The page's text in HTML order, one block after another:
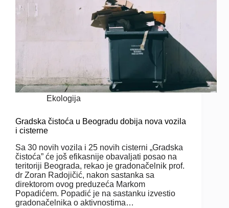
Ekologija
Gradska čistoća u Beogradu dobija nova vozila
i cisterne
Sa 30 novih vozila i 25 novih cisterni „Gradska
čistoća” će još efikasnije obavaljati posao na
teritoriji Beograda, rekao je gradonačelnik prof.
dr Zoran Radojičić, nakon sastanka sa
direktorom ovog preduzeća Markom
Popadićem. Popadić je na sastanku izvestio
gradonačelnika o aktivnostima…